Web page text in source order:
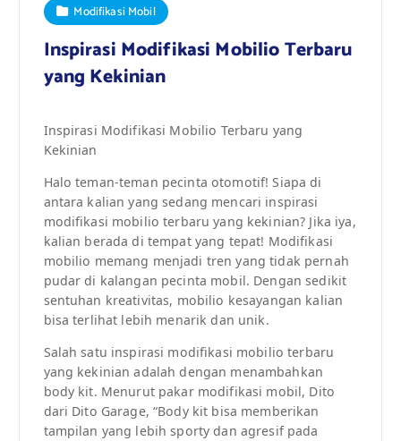
Modifikasi Mobil
Inspirasi Modifikasi Mobilio Terbaru
yang Kekinian
Inspirasi Modifikasi Mobilio Terbaru yang
Kekinian
Halo teman-teman pecinta otomotif! Siapa di
antara kalian yang sedang mencari inspirasi
modifikasi mobilio terbaru yang kekinian? Jika iya,
kalian berada di tempat yang tepat! Modifikasi
mobilio memang menjadi tren yang tidak pernah
pudar di kalangan pecinta mobil. Dengan sedikit
sentuhan kreativitas, mobilio kesayangan kalian
bisa terlihat lebih menarik dan unik.
Salah satu inspirasi modifikasi mobilio terbaru
yang kekinian adalah dengan menambahkan
body kit. Menurut pakar modifikasi mobil, Dito
dari Dito Garage, “Body kit bisa memberikan
tampilan yang lebih sporty dan agresif pada